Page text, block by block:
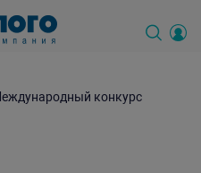
конкурс